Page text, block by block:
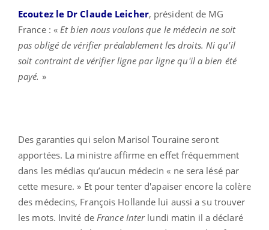
Ecoutez le Dr Claude Leicher, président de MG
France : « Et bien nous voulons que le médecin ne soit
pas obligé de vérifier préalablement les droits. Ni qu'il
soit contraint de vérifier ligne par ligne qu'il a bien été
payé. »
Des garanties qui selon Marisol Touraine seront
apportées. La ministre affirme en effet fréquemment
dans les médias qu’aucun médecin « ne sera lésé par
cette mesure. » Et pour tenter d'apaiser encore la colère
des médecins, François Hollande lui aussi a su trouver
les mots. Invité de France Interlundi matin il a déclaré